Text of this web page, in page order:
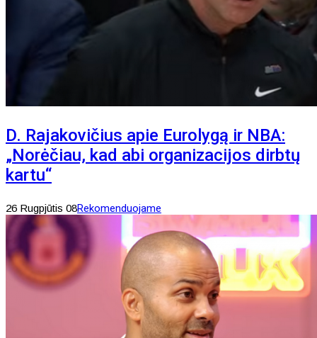
D. Rajakovičius apie Eurolygą ir NBA:
„Norėčiau, kad abi organizacijos dirbtų
kartu“
26 Rugpjūtis 08Rekomenduojame